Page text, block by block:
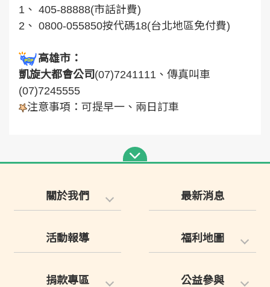
1、 405-88888(市話計費)
2、 0800-055850按代碼18(台北地區免付費)
高雄市：
凱旋大都會公司 (07)7241111、傳真叫車
(07)7245555
注意事項：可提早一、兩日訂車
關於我們 最新消息
活動報導 福利地圖
捐款專區 公益參與